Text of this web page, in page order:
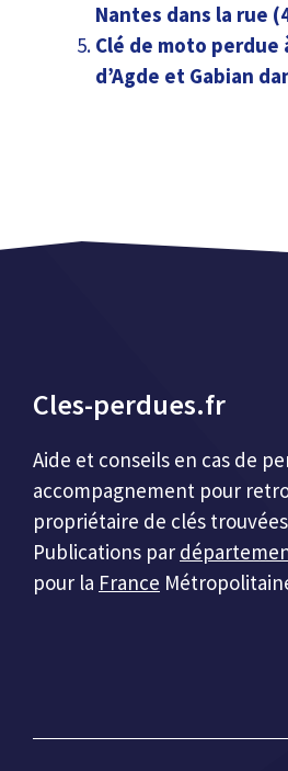
Nantes dans la rue
Clé de moto perdue
d’Agde et Gabian
Cles-perdues.fr
Aide et conseils en cas de
accompagnement pour
propriétaire de clés
Publications par
pour la France